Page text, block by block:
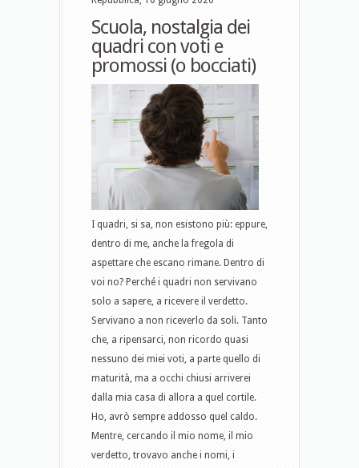
Scuola, nostalgia dei
quadri con voti e
promossi (o bocciati)
I quadri, si sa, non esistono più: eppure,
dentro di me, anche la fregola di
aspettare che escano rimane. Dentro di
voi no? Perché i quadri non servivano
solo a sapere, a ricevere il verdetto.
Servivano a non riceverlo da soli. Tanto
che, a ripensarci, non ricordo quasi
nessuno dei miei voti, a parte quello di
maturità, ma a occhi chiusi arriverei
dalla mia casa di allora a quel cortile.
Ho, avrò sempre addosso quel caldo.
Mentre, cercando il mio nome, il mio
verdetto, trovavo anche i nomi, i